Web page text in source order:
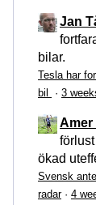
Jan
bilar.
Tesla har
bil
· 3
Amer
ökad
Svensk
radar· 4